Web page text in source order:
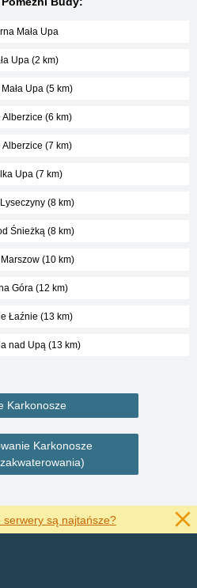
Mała Upa
Upa (2 km)
Upa (5 km)
Alberzice (6 km)
Alberzice (7 km)
Upa (7 km)
(8 km)
Śnieżką (8 km)
(10 km)
Góra (12 km)
Łaźnie (13 km)
nad Upą (13 km)
Karkonosze
Karkonosze
serwery są najtańsze?